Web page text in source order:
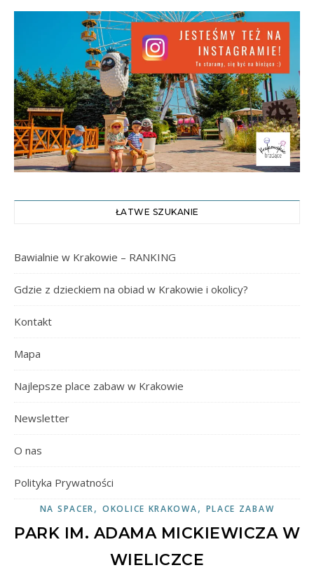
ŁATWE SZUKANIE
Bawialnie w Krakowie – RANKING
Gdzie z dzieckiem na obiad w Krakowie i okolicy?
Kontakt
Mapa
Najlepsze place zabaw w Krakowie
Newsletter
O nas
Polityka Prywatności
NA SPACER,OKOLICE KRAKOWA, PLACE ZABAW
PARK IM. ADAMA MICKIEWICZA W
WIELICZCE